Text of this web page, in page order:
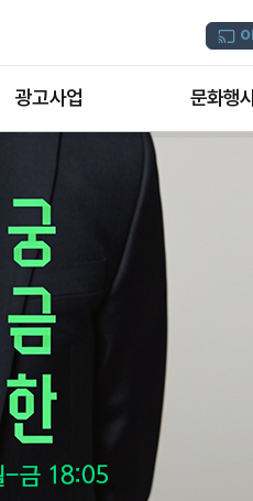
광고사업
종류와 특성
방송광고의 절차
광고요금
문화행
디지털트윈 전문인력